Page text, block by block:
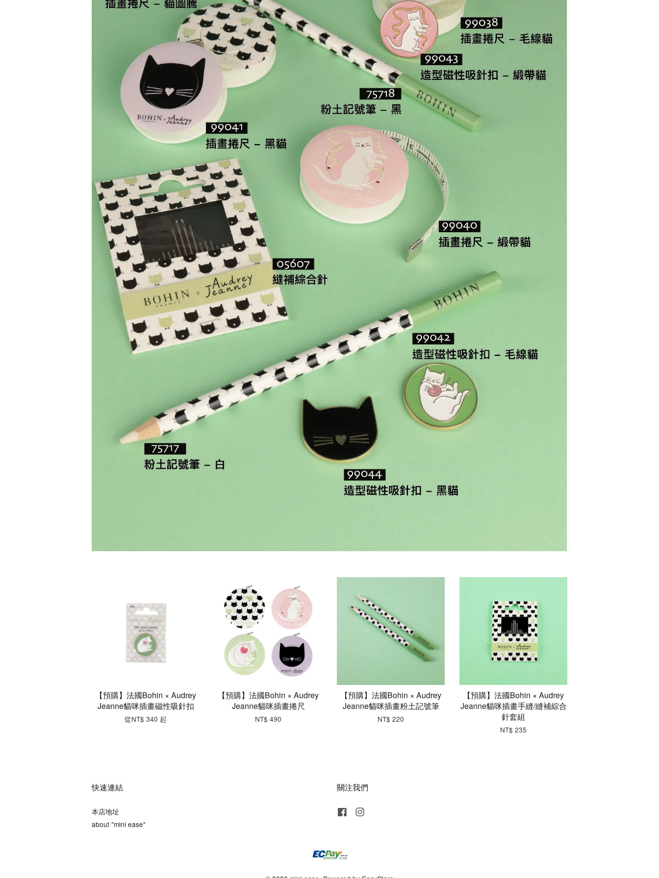
【預購】法國Bohin × Audrey
Jeanne貓咪插畫磁性吸針扣
從NT$ 340 起
【預購】法國Bohin × Audrey
Jeanne貓咪插畫捲尺
NT$ 490
【預購】法國Bohin × Audrey
Jeanne貓咪插畫粉土記號筆
NT$ 220
【預購】法國Bohin × Audrey
Jeanne貓咪插畫手縫/縫補綜合
針套組
NT$ 235
快速連結
本店地址
about "mini ease"
關注我們
Facebook